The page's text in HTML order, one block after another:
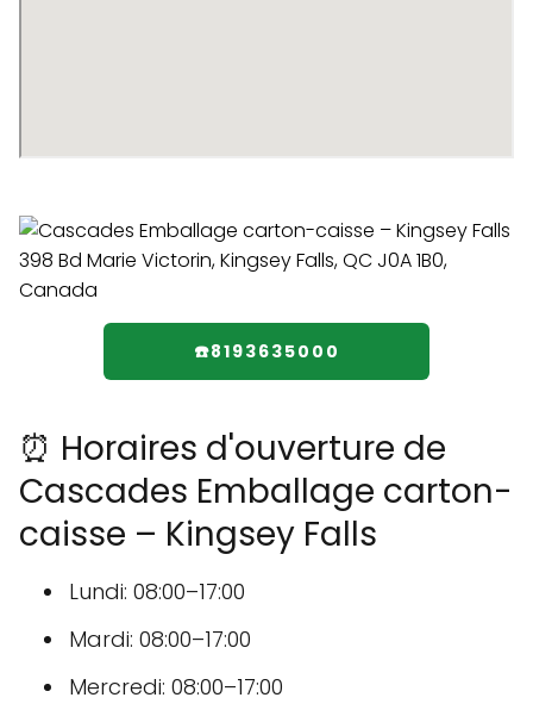
☎️8193635000
⏰ Horaires d'ouverture de
Cascades Emballage carton-
caisse – Kingsey Falls
Lundi: 08:00–17:00
Mardi: 08:00–17:00
Mercredi: 08:00–17:00